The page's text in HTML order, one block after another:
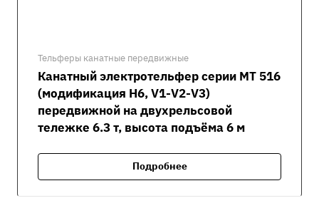
Тельферы канатные передвижные
Канатный электротельфер серии MT 516
(модификация H6, V1-V2-V3)
передвижной на двухрельсовой
тележке 6.3 т, высота подъёма 6 м
Подробнее